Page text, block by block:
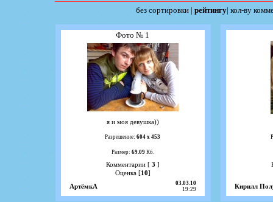
без сортировки | рейтингу| кол-ву
Фото № 1
я и моя девушка))
Разрешение: 604 х 453
Размер: 69.09Кб.
Комментарии [3 ]
Оценка [10]
АртёмкА
03.03.10
19:29
Кирилл